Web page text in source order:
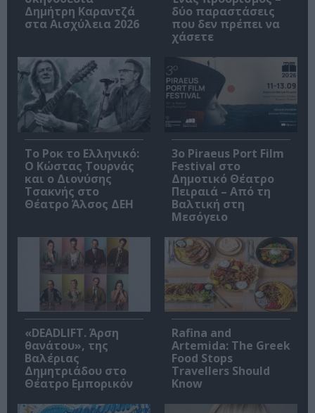
Δημήτρη Καραντζά
στα Αισχύλεια 2026
δύο παραστάσεις
που δεν πρέπει να
χάσετε
Το Ροκ το Ελληνικό:
Ο Κώστας Τουρνάς
και ο Διονύσης
Τσακνής στο
Θέατρο Άλσος ΔΕΗ
3o Piraeus Port Film
Festival στο
Δημοτικό Θέατρο
Πειραιά – Από τη
Βαλτική στη
Μεσόγειο
«DEADLIFT. Άρση
θανάτου», της
Βαλέριας
Δημητριάδου στο
Θέατρο Εμπορικόν
Rafina and
Artemida: The Greek
Food Stops
Travellers Should
Know